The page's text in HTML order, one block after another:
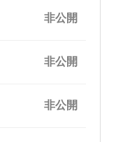
非公開
非公開
非公開